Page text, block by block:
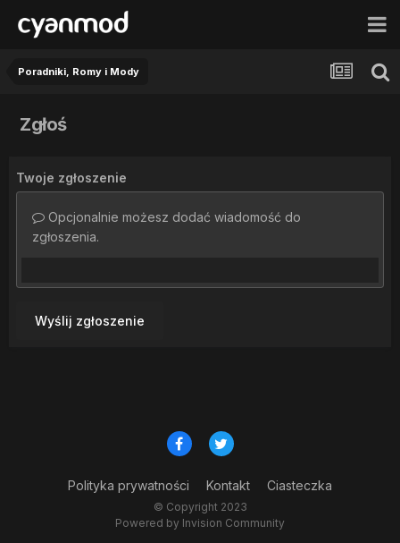
Poradniki, Romy i Mody
Zgłoś
Twoje zgłoszenie
Opcjonalnie możesz dodać wiadomość do
zgłoszenia.
Wyślij zgłoszenie
Polityka prywatności Kontakt Ciasteczka
© Copyright 2023
Powered by Invision Community